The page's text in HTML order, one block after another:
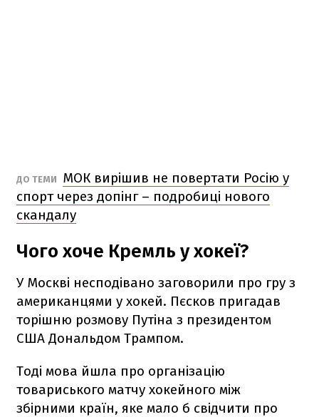
ДО ТЕМИ
МОК вирішив не повертати Росію у
спорт через допінг – подробиці нового
скандалу
Чого хоче Кремль у хокеї?
У Москві несподівано заговорили про гру з
американцями у хокей. Пєсков пригадав
торішню розмову Путіна з президентом
США Дональдом Трампом.
Тоді мова йшла про організацію
товариського матчу хокейного між
збірними країн, яке мало б свідчити про